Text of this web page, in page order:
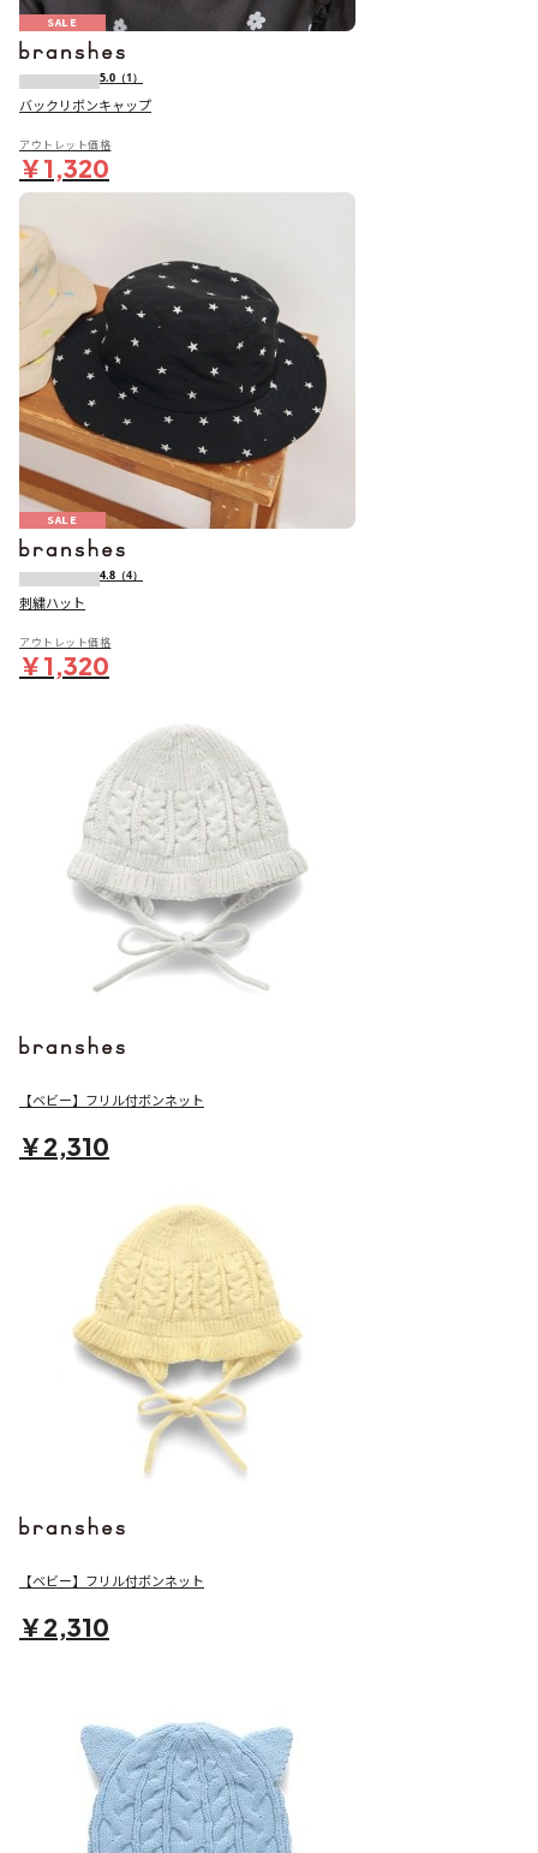
SALE
5.0 （1）
バックリボンキャップ
アウトレット価格
￥1,320
SALE
4.8 （4）
刺繍ハット
アウトレット価格
￥1,320
【ベビー】フリル付ボンネット
￥2,310
【ベビー】フリル付ボンネット
￥2,310